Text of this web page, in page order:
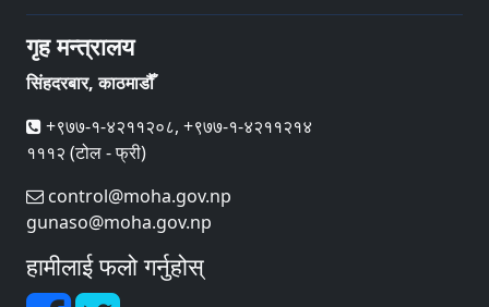
गृह मन्त्रालय
सिंहदरबार, काठमाडौँ
+९७७-१-४२११२०८, +९७७-१-४२११२१४
१११२ (टोल - फ्री)
control@moha.gov.np
gunaso@moha.gov.np
हामीलाई फलो गर्नुहोस्